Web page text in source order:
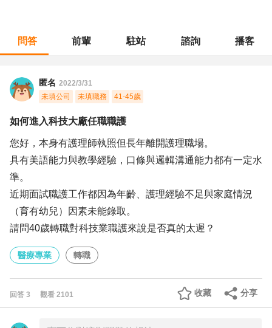
問答 前輩 駐站 諮詢 播客
匿名 2022/3/31
未填公司
未填職務 41-45歲
如何進入科技大廠任職職護
您好，本身有護理師執照但長年離開護理職場。
具有美語能力與教學經驗，口條與邏輯溝通能力都有一定水
準。
近期面試職護工作都因為年齡、護理經驗不足與家庭情況
（育有幼兒）因素未能錄取。
請問40歲轉職對科技業職護來說是否真的太遲？
醫療專業 轉職
回答 3 觀看 2101 分享
收藏